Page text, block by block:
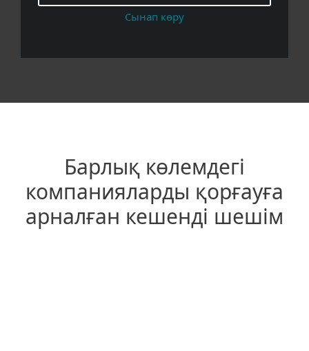
Сынап көру
Барлық көлемдегі
компанияларды қорғауға
арналған кешенді шешім